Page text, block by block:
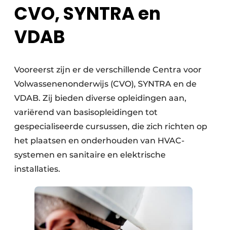
CVO, SYNTRA en
VDAB
Vooreerst zijn er de verschillende Centra voor
Volwassenenonderwijs (CVO), SYNTRA en de
VDAB. Zij bieden diverse opleidingen aan,
variërend van basisopleidingen tot
gespecialiseerde cursussen, die zich richten op
het plaatsen en onderhouden van HVAC-
systemen en sanitaire en elektrische
installaties.